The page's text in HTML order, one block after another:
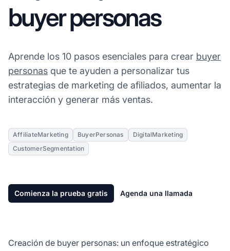
buyer personas
Aprende los 10 pasos esenciales para crear buyer
personas que te ayuden a personalizar tus
estrategias de marketing de afiliados, aumentar la
interacción y generar más ventas.
AffiliateMarketing BuyerPersonas
DigitalMarketing
CustomerSegmentation
Comienza la prueba gratis Agenda una llamada
Creación de buyer personas: un enfoque estratégico